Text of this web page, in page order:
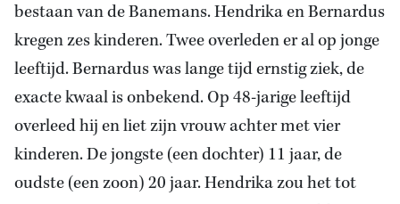
bestaan van de Banemans. Hendrika en Bernardus
kregen zes kinderen. Twee overleden er al op jonge
leeftijd. Bernardus was lange tijd ernstig ziek, de
exacte kwaal is onbekend. Op 48-jarige leeftijd
overleed hij en liet zijn vrouw achter met vier
kinderen. De jongste (een dochter) 11 jaar, de
oudste (een zoon) 20 jaar. Hendrika zou het tot